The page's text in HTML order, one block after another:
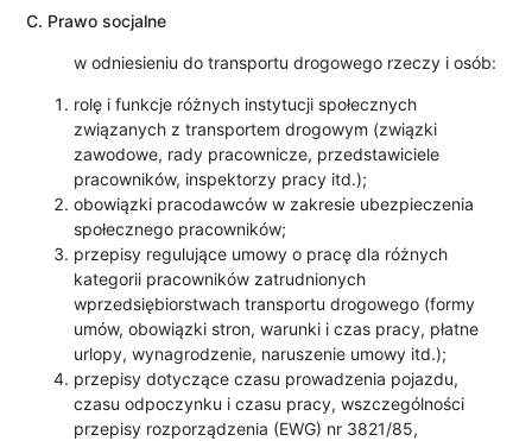
C. Prawo socjalne
w odniesieniu do transportu drogowego rzeczy i osób:
rolę i funkcje różnych instytucji społecznych
związanych z transportem drogowym (związki
zawodowe, rady pracownicze, przedstawiciele
pracowników, inspektorzy pracy itd.);
obowiązki pracodawców w zakresie ubezpieczenia
społecznego pracowników;
przepisy regulujące umowy o pracę dla różnych
kategorii pracowników zatrudnionych
wprzedsiębiorstwach transportu drogowego (formy
umów, obowiązki stron, warunki i czas pracy, płatne
urlopy, wynagrodzenie, naruszenie umowy itd.);
przepisy dotyczące czasu prowadzenia pojazdu,
czasu odpoczynku i czasu pracy, wszczególności
przepisy rozporządzenia (EWG) nr 3821/85,